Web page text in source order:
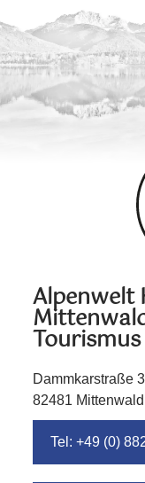
Alpenwelt
Dammkarstraße 3
82481 Mittenwald
Tel: +49 (0)